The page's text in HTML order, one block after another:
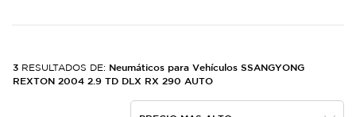
3 RESULTADOS DE: Neumáticos para Vehículos SSANGYONG
REXTON 2004 2.9 TD DLX RX 290 AUTO